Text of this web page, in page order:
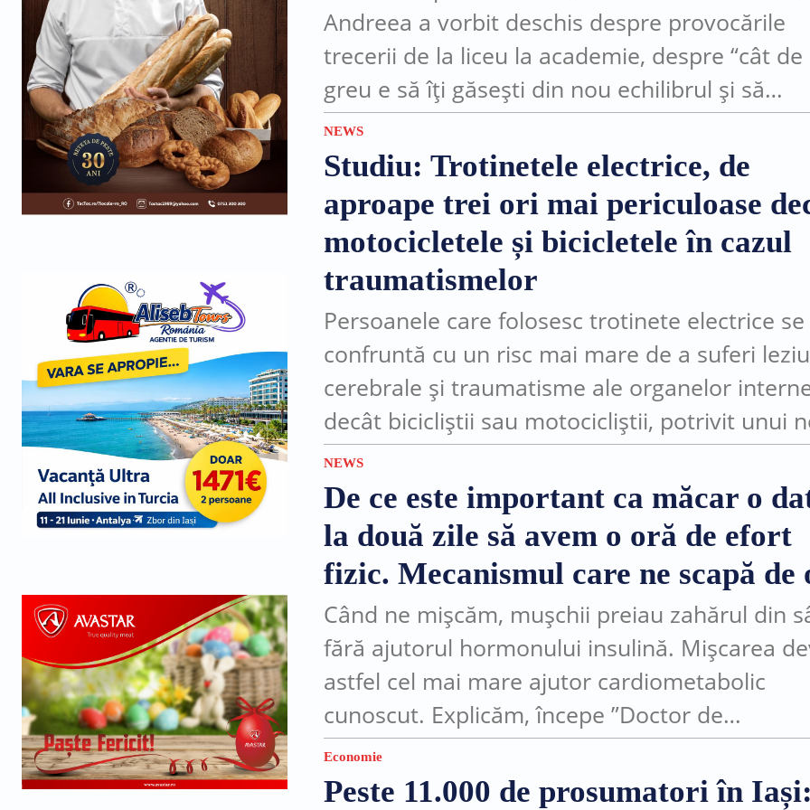
Andreea a vorbit deschis despre provocările
trecerii de la liceu la academie, despre “cât de
greu e să îți găsești din nou echilibrul și să
conștientizezi că un început greu nu
drum...
NEWS
Studiu: Trotinetele electrice, de
aproape trei ori mai periculoase
motocicletele și bicicletele în cazul
traumatismelor
Persoanele care folosesc trotinete electrice se
confruntă cu un risc mai mare de a suferi
cerebrale și traumatisme ale organelor
decât bicicliștii sau motocicliștii, potrivit unui
studiu, scrie Sky News.De asemenea, femeile
circulă cu trotinete electrice...
NEWS
De ce este important ca măcar o
la două zile să avem o oră de efort
fizic. Mecanismul care ne scapă de
Când ne mișcăm, mușchii preiau zahărul din
fără ajutorul hormonului insulină. Mișcarea
astfel cel mai mare ajutor cardiometabolic
cunoscut. Explicăm, începe ”Doctor de
bine”. Auzim frecvent în jurul nostru
”de ce să facem sport, dacă nu avem...
Economie
Peste 11.000 de prosumatori în Iași: